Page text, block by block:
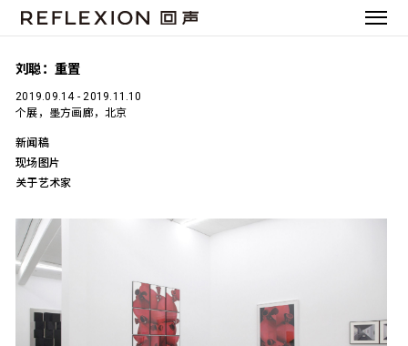
刘聪：重置
2019.09.14 - 2019.11.10
个展，墨方画廊，北京
新闻稿
现场图片
关于艺术家